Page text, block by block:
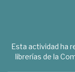
Esta actividad ha
librerías de la